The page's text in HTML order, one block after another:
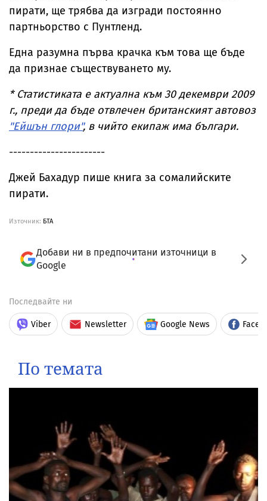
пирати, ще трябва да изгради постоянно
партньорство с Пунтленд.
Една разумна първа крачка към това ще бъде
да признае съществуването му.
* Статистиката е актуална към 30 декември 2009
г., преди да бъде отвлечен британският автовоз
"Ейшън глори", в чийто екипаж има българи.
-----------------------
Джей Бахадур пише книга за сомалийските
пирати.
Източник: БТА
Добави ни в предпочитани източници в
Google
Последвайте ни
Viber Newsletter Google News
По темата